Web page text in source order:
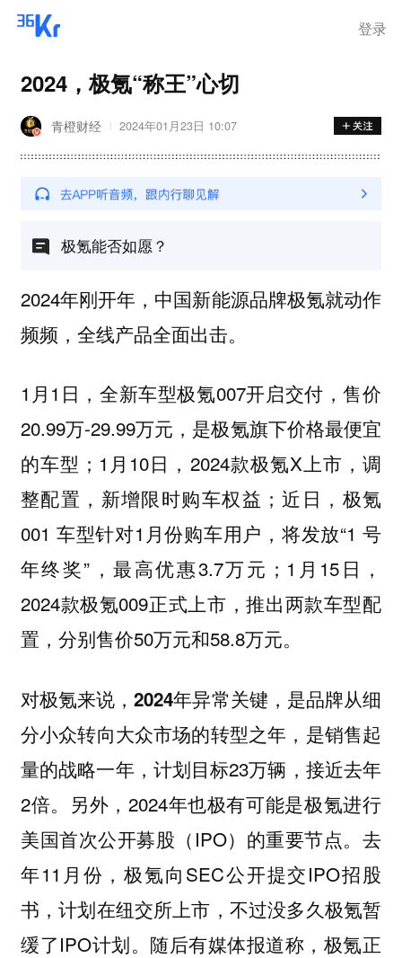
登录
2024，极氪“称王”心切
青橙财经 2024年01月23日 10:07
极氪能否如愿？
2024年刚开年，中国新能源品牌极氪就动作
频频，全线产品全面出击。
1月1日，全新车型极氪007开启交付，售价
20.99万-29.99万元，是极氪旗下价格最便宜
的车型；1月10日，2024款极氪X上市，调
整配置，新增限时购车权益；近日，极氪
001 车型针对1月份购车用户，将发放“1 号
年终奖”，最高优惠3.7万元；1月15日，
2024款极氪009正式上市，推出两款车型配
置，分别售价50万元和58.8万元。
对极氪来说，2024年异常关键， 是品牌从细
分小众转向大众市场的转型之年 ，是销售起
量的战略一年，计划目标23万辆，接近去年
2倍。另外，2024年也极有可能是极氪进行
美国首次公开募股（IPO）的重要节点。去
年11月份，极氪向SEC公开提交IPO招股
书，计划在纽交所上市，不过没多久极氪暂
缓了IPO计划。随后有媒体报道称，极氪正